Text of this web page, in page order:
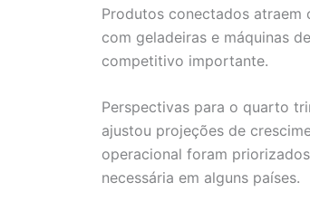
Produtos conectados atraem
com geladeiras e máquinas
competitivo importante.
Perspectivas para o quarto
ajustou projeções de
operacional foram
necessária em alguns países.